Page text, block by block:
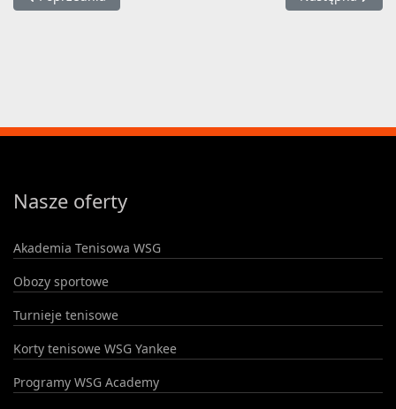
Nasze oferty
Akademia Tenisowa WSG
Obozy sportowe
Turnieje tenisowe
Korty tenisowe WSG Yankee
Programy WSG Academy